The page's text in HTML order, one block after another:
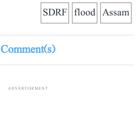
Assam
flood
SDRF
Comment(s)
ADVERTISEMENT